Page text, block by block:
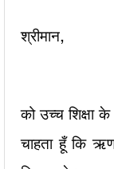
श्रीमान,
मुझे यह
को उच्च शिक्षा
चाहता हूँ कि